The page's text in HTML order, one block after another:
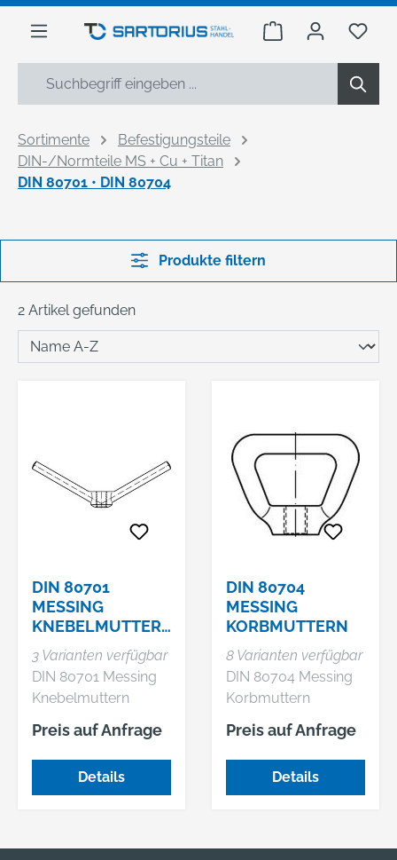
springen
Warenkorb Du
Sortimente
Befestigungsteile
DIN-/Normteile MS + Cu + Titan
DIN 80701 • DIN 80704
Produkte filtern
2 Artikel gefunden
DIN 80701
MESSING
KNEBELMUTTER
N
3 Varianten verfügbar
DIN 80701 Messing
Knebelmuttern
Preis auf Anfrage
Details
DIN 80704
MESSING
KORBMUTTERN
8 Varianten verfügbar
DIN 80704 Messing
Korbmuttern
Preis auf Anfrage
Details